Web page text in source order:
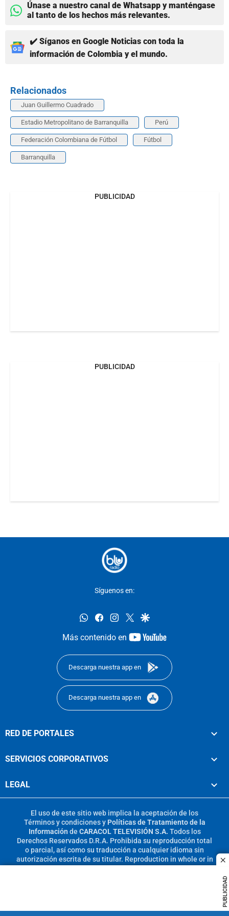
PUBLICIDAD
Únase a nuestro canal de Whatsapp y manténgase
al tanto de los hechos más relevantes.
✔️ Síganos en Google Noticias con toda la
información de Colombia y el mundo.
Relacionados
Juan Guillermo Cuadrado
Estadio Metropolitano de Barranquilla Perú
Federación Colombiana de Fútbol Fútbol
Barranquilla
PUBLICIDAD
PUBLICIDAD
Síguenos en:
whatsappfacebookinstagram
twittergoogle
Más contenido en
youtube-
Descarga nuestra app en
Descarga nuestra app en
RED DE PORTALES
SERVICIOS CORPORATIVOS
LEGAL
El uso de este sitio web implica la aceptación de los
Términos y condicionesy Políticas de Tratamiento de la
Información de CARACOL TELEVISIÓN S.A. Todos los
Derechos Reservados D.R.A. Prohibida su reproducción total
o parcial, así como su traducción a cualquier idioma sin
autorización escrita de su titular. Reproduction in whole or in